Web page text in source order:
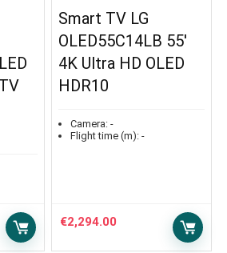
Smart TV LG
OLED55C14LB 55′
4K Ultra HD OLED
HDR10
Camera: -
Flight time (m): -
€2,294.00